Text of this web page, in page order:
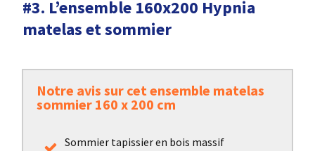
#3. L’ensemble 160x200 Hypnia
matelas et sommier
Notre avis sur cet ensemble matelas
sommier 160 x 200 cm
Sommier tapissier en bois massif